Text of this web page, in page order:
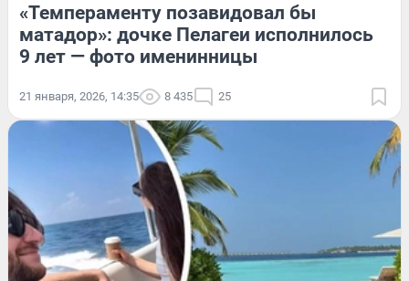
«Темпераменту позавидовал бы
матадор»: дочке Пелагеи исполнилось
9 лет — фото именинницы
21 января, 2026, 14:35 8 435 25